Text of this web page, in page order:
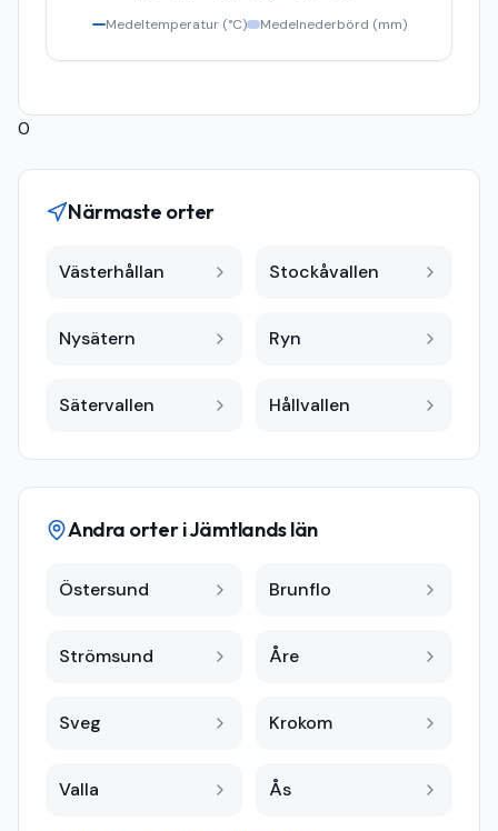
Medeltemperatur (°C) Medelnederbörd (mm)
0
Närmaste orter
Västerhållan Stockåvallen
Nysätern Ryn
Sätervallen Hållvallen
Andra orter iJämtlands län
Östersund Brunflo
Strömsund Åre
Sveg Krokom
Valla Ås